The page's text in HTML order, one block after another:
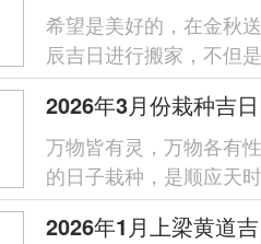
希望是美好的，在金秋
辰吉日进行搬家，不但
新居生活谋求一份美好
2026年3月份栽种吉
万物皆有灵，万物各有
的日子栽种，是顺应天
月正值丙午马年仲春，
2026年1月上梁黄道